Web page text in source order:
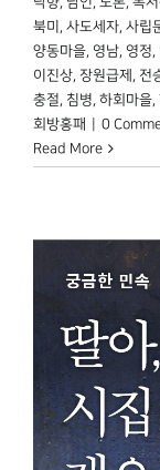
북미
사도세자 사립
양동마을 영남 영정
이진상 장원급제 전
충절 침병 하회마을
회방홍패
0
Read More